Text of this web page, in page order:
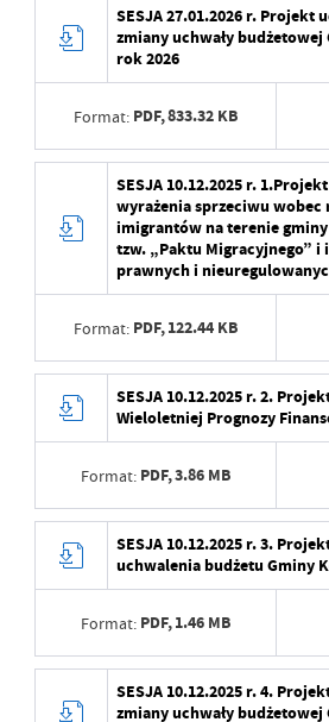
aktualizacji
Ostatnio zaktualizował
Wytworzył
Data ostatniej
aktualizacji
Ostatnio zaktualizował
SESJA 27.01.2026 r. Projekt
zmiany uchwały budżetowej
rok 2026
Format: PDF,833.32 KB
Wytworzył
Data opublikowania
Data ostatniej
aktualizacji
Ostatnio zaktualizował
SESJA 10.12.2025 r.
wyrażenia sprzeciwu
imigrantów na terenie
tzw. „Paktu Migracyjnego”
prawnych i
Format: PDF,122.44 KB
Wytworzył
Data opublikowania
Opublikował
Data ostatniej
aktualizacji
Ostatnio zaktualizował
SESJA 10.12.2025 r. 2.
Wieloletniej Prognozy
Format: PDF,3.86 MB
Wytworzył
Data opublikowania
Opublikował
Data ostatniej
SESJA 10.12.2025 r. 3.
uchwalenia budżetu Gminy
Format: PDF,1.46 MB
SESJA 10.12.2025 r. 4.
zmiany uchwały budżetowej